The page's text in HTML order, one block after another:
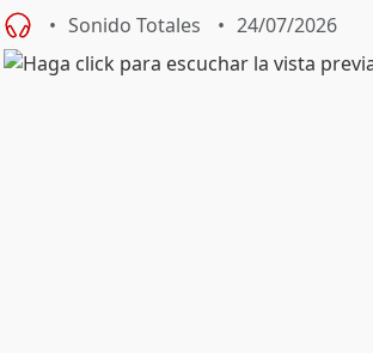
Sonido Totales 24/07/2026